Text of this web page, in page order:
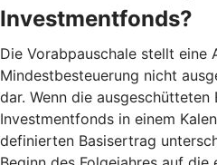
Investmentfonds?
Die Vorabpauschale stellt eine
Mindestbesteuerung nicht
dar. Wenn die ausgeschütteten
Investmentfonds in einem
definierten Basisertrag